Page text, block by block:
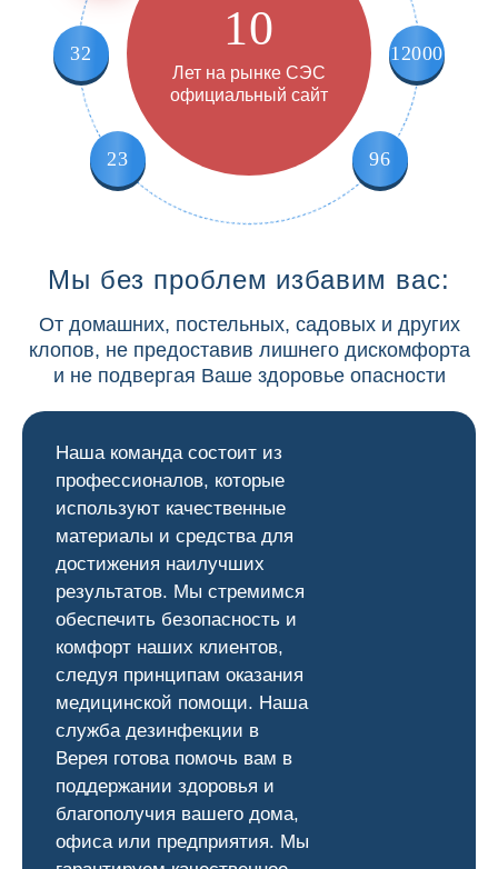
12000
96
23
32 10
Лет на рынке СЭС
официальный сайт
Мы без проблем избавим вас:
От домашних, постельных, садовых и других
клопов, не предоставив лишнего дискомфорта
и не подвергая Ваше здоровье опасности
Наша команда состоит из
профессионалов, которые
используют качественные
материалы и средства для
достижения наилучших
результатов. Мы стремимся
обеспечить безопасность и
комфорт наших клиентов,
следуя принципам оказания
медицинской помощи. Наша
служба дезинфекции в
Верея готова помочь вам в
поддержании здоровья и
благополучия вашего дома,
офиса или предприятия. Мы